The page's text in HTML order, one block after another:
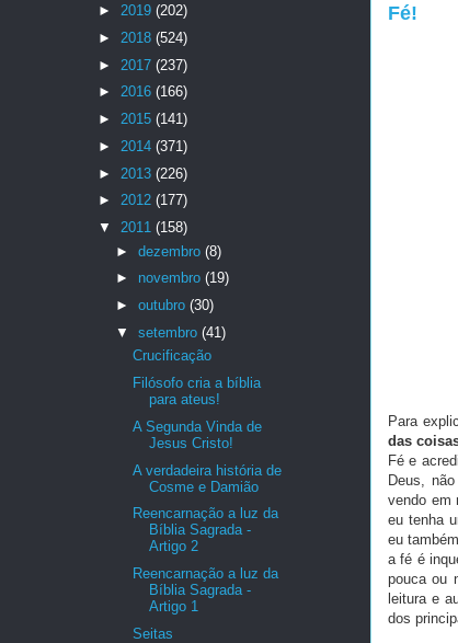
Fé!
Para
das
Fé e
Deus,
vendo em
eu tenha
eu
a fé é
pouca ou
leitura e
dos
► 2019 (202)
► 2018 (524)
► 2017 (237)
► 2016 (166)
► 2015 (141)
► 2014 (371)
► 2013 (226)
► 2012 (177)
▼ 2011 (158)
► dezembro (8)
► novembro (19)
► outubro (30)
▼ setembro (41)
Crucificação
Filósofo cria a bíblia
para ateus!
A Segunda Vinda de
Jesus Cristo!
A verdadeira história de
Cosme e Damião
Reencarnação a luz da
Bíblia Sagrada -
Artigo 2
Reencarnação a luz da
Bíblia Sagrada -
Artigo 1
Seitas